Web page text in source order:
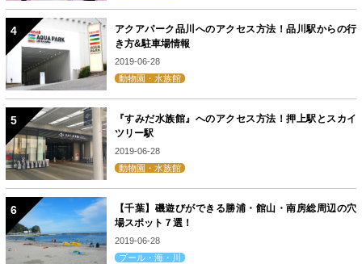
アクアパーク品川へのアクセス方法！品川駅からの行
き方&駐車場情報
2019-06-28
動物園・水族館
『すみだ水族館』へのアクセス方法！押上駅とスカイ
ツリー駅
2019-06-28
動物園・水族館
【千葉】磯遊びができる勝浦・館山・南房総周辺の穴
場スポット７選！
2019-06-28
プール・海・川